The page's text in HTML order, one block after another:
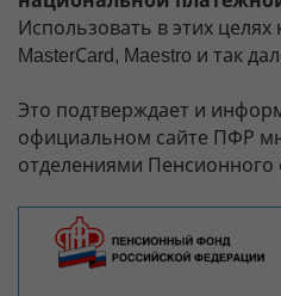
Использовать в этих целях
MasterСard, Maestro и так
Это подтверждает и
официальном сайте ПФР
отделениями Пенсионного